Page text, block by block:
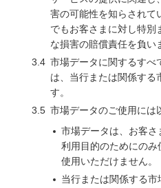
害の可能性を知らされて
でもお客さまに対し特別
な損害の賠償責任を負い
3.4 市場データに関するすべ
は、当行または関係する
す。
3.5 市場データのご使用には
市場データは、お客
利用目的のためにの
使用いただけません。
当行または関係する市